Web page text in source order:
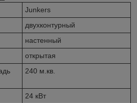
Junkers
двухконтурный
настенный
открытая
240 м.кв.
24 кВт